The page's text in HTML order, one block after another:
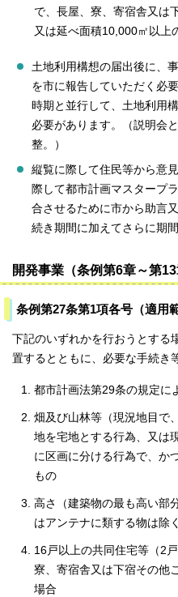
で、長屋、寮、寄宿舎又は
又は延べ面積10,000㎡以上
土地利用構想の届出後に、
を市に報告していただく必
時期と並行して、土地利用
必要があります。（説明会
整。）
縦覧に際して住民等から意
際して都市計画マスタープ
合させるために市から助言
続き期間に加えてさらに期間
開発事業（条例第6章～第13
条例第27条第1項各号（適用範
下記のいずれかを行おうとする
置するとともに、必要な手続き
都市計画法第29条の規定に
畑及び山林等（現況地目で
地を宅地とする行為、又は
に区画に分ける行為で、か
もの
高さ（建築物の最も高い部
はアンテナに類する物は除
16戸以上の共同住宅等（2
寮、寄宿舎又は下宿その他
場合